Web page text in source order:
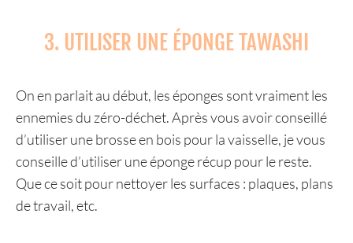
3. UTILISER UNE ÉPONGE TAWASHI
On en parlait au début, les éponges sont vraiment les
ennemies du zéro-déchet. Après vous avoir conseillé
d’utiliser une brosse en bois pour la vaisselle, je vous
conseille d’utiliser une éponge récup pour le reste.
Que ce soit pour nettoyer les surfaces : plaques, plans
de travail, etc.